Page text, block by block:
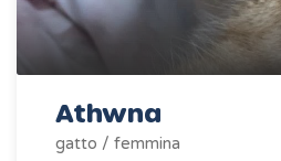
Athwna
gatto / femmina